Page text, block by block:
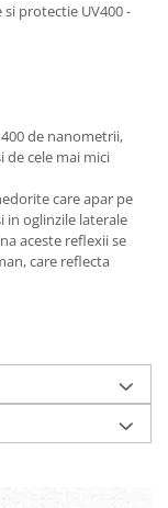
protectie UV400 -
de nanometrii,
de cele mai mici
care apar pe
in oglinzile laterale
aceste reflexii se
care reflecta